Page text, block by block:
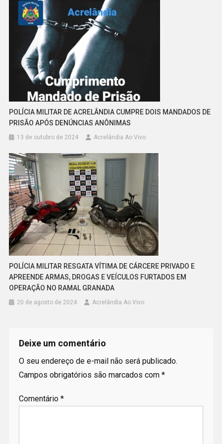
POLÍCIA MILITAR DE ACRELÂNDIA CUMPRE DOIS MANDADOS DE
PRISÃO APÓS DENÚNCIAS ANÔNIMAS
13 de outubro de 2024 Acrelândia Ao Vivo
POLÍCIA MILITAR RESGATA VÍTIMA DE CÁRCERE PRIVADO E
APREENDE ARMAS, DROGAS E VEÍCULOS FURTADOS EM
OPERAÇÃO NO RAMAL GRANADA
20 de agosto de 2024 Acrelândia Ao Vivo
Deixe um comentário
O seu endereço de e-mail não será publicado.
Campos obrigatórios são marcados com *
Comentário *